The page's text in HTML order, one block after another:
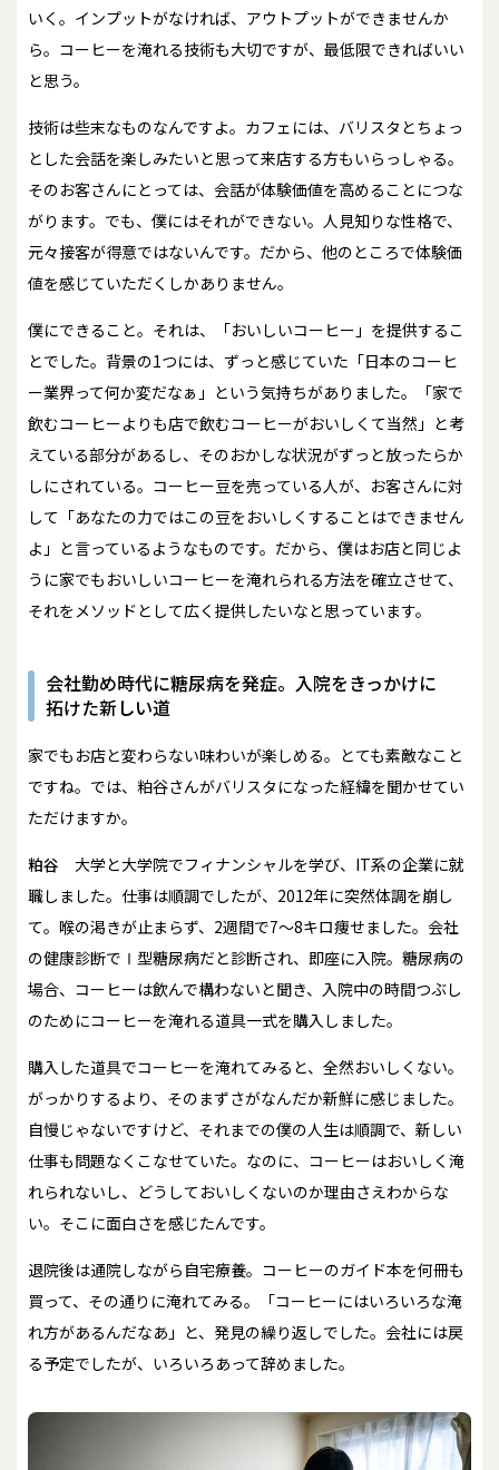
いく。インプットがなければ、アウトプットができませんか
ら。コーヒーを淹れる技術も大切ですが、最低限できればいい
と思う。
技術は些末なものなんですよ。カフェには、バリスタとちょっ
とした会話を楽しみたいと思って来店する方もいらっしゃる。
そのお客さんにとっては、会話が体験価値を高めることにつな
がります。でも、僕にはそれができない。人見知りな性格で、
元々接客が得意ではないんです。だから、他のところで体験価
値を感じていただくしかありません。
僕にできること――。それは、「おいしいコーヒー」を提供するこ
とでした。背景の1つには、ずっと感じていた「日本のコーヒ
ー業界って何か変だなぁ」という気持ちがありました。「家で
飲むコーヒーよりも店で飲むコーヒーがおいしくて当然」と考
えている部分があるし、そのおかしな状況がずっと放ったらか
しにされている。コーヒー豆を売っている人が、お客さんに対
して「あなたの力ではこの豆をおいしくすることはできません
よ」と言っているようなものです。だから、僕はお店と同じよ
うに家でもおいしいコーヒーを淹れられる方法を確立させて、
それをメソッドとして広く提供したいなと思っています。
会社勤め時代に糖尿病を発症。入院をきっかけに
拓けた新しい道
――家でもお店と変わらない味わいが楽しめる。とても素敵なこと
ですね。では、粕谷さんがバリスタになった経緯を聞かせてい
ただけますか。
粕谷
大学と大学院でフィナンシャルを学び、IT系の企業に就
職しました。仕事は順調でしたが、2012年に突然体調を崩し
て。喉の渇きが止まらず、2週間で7～8キロ痩せました。会社
の健康診断でⅠ型糖尿病だと診断され、即座に入院。糖尿病の
場合、コーヒーは飲んで構わないと聞き、入院中の時間つぶし
のためにコーヒーを淹れる道具一式を購入しました。
購入した道具でコーヒーを淹れてみると、全然おいしくない。
がっかりするより、そのまずさがなんだか新鮮に感じました。
自慢じゃないですけど、それまでの僕の人生は順調で、新しい
仕事も問題なくこなせていた。なのに、コーヒーはおいしく淹
れられないし、どうしておいしくないのか理由さえわからな
い。そこに面白さを感じたんです。
退院後は通院しながら自宅療養。コーヒーのガイド本を何冊も
買って、その通りに淹れてみる。「コーヒーにはいろいろな淹
れ方があるんだなあ」と、発見の繰り返しでした。会社には戻
る予定でしたが、いろいろあって辞めました。